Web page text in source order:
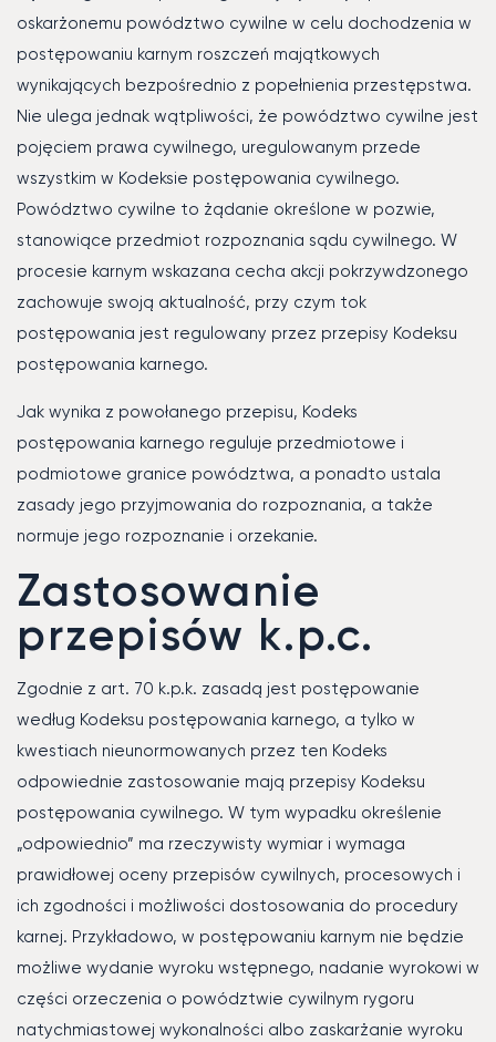
oskarżonemu powództwo cywilne w celu dochodzenia w
postępowaniu karnym roszczeń majątkowych
wynikających bezpośrednio z popełnienia przestępstwa.
Nie ulega jednak wątpliwości, że powództwo cywilne jest
pojęciem prawa cywilnego, uregulowanym przede
wszystkim w Kodeksie postępowania cywilnego.
Powództwo cywilne to żądanie określone w pozwie,
stanowiące przedmiot rozpoznania sądu cywilnego. W
procesie karnym wskazana cecha akcji pokrzywdzonego
zachowuje swoją aktualność, przy czym tok
postępowania jest regulowany przez przepisy Kodeksu
postępowania karnego.
Jak wynika z powołanego przepisu, Kodeks
postępowania karnego reguluje przedmiotowe i
podmiotowe granice powództwa, a ponadto ustala
zasady jego przyjmowania do rozpoznania, a także
normuje jego rozpoznanie i orzekanie.
Zastosowanie
przepisów k.p.c.
Zgodnie z art. 70 k.p.k. zasadą jest postępowanie
według Kodeksu postępowania karnego, a tylko w
kwestiach nieunormowanych przez ten Kodeks
odpowiednie zastosowanie mają przepisy Kodeksu
postępowania cywilnego. W tym wypadku określenie
„odpowiednio” ma rzeczywisty wymiar i wymaga
prawidłowej oceny przepisów cywilnych, procesowych i
ich zgodności i możliwości dostosowania do procedury
karnej. Przykładowo, w postępowaniu karnym nie będzie
możliwe wydanie wyroku wstępnego, nadanie wyrokowi w
części orzeczenia o powództwie cywilnym rygoru
natychmiastowej wykonalności albo zaskarżanie wyroku